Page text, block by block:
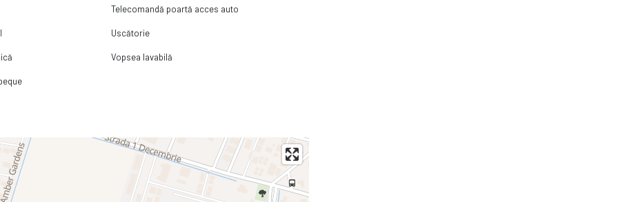
Telecomandă poartă acces auto
Uscătorie
Vopsea lavabilă